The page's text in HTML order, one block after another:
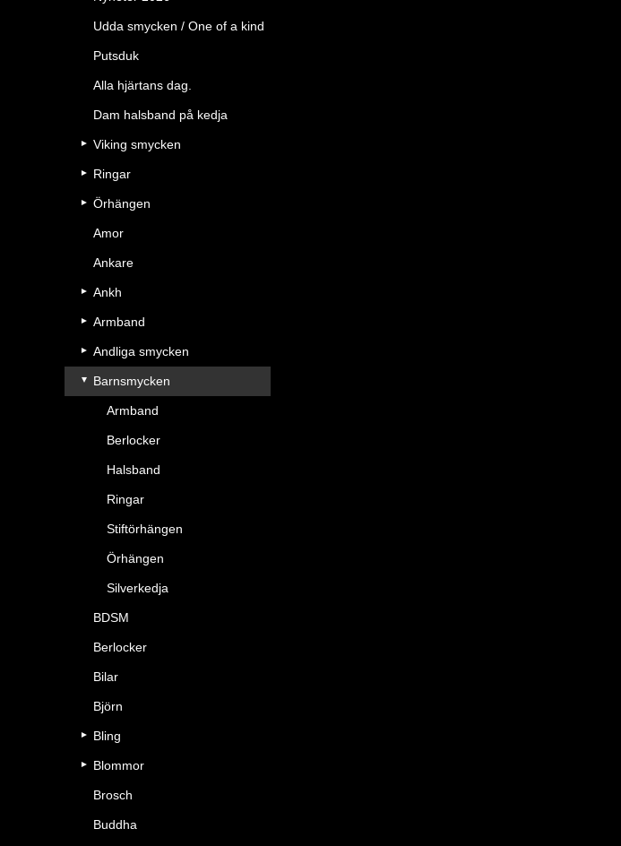
Udda smycken / One of a kind
Putsduk
Alla hjärtans dag.
Dam halsband på kedja
Viking smycken
Ringar
Örhängen
Amor
Ankare
Ankh
Armband
Andliga smycken
Barnsmycken
Armband
Berlocker
Halsband
Ringar
Stiftörhängen
Örhängen
Silverkedja
BDSM
Berlocker
Bilar
Björn
Bling
Blommor
Brosch
Buddha